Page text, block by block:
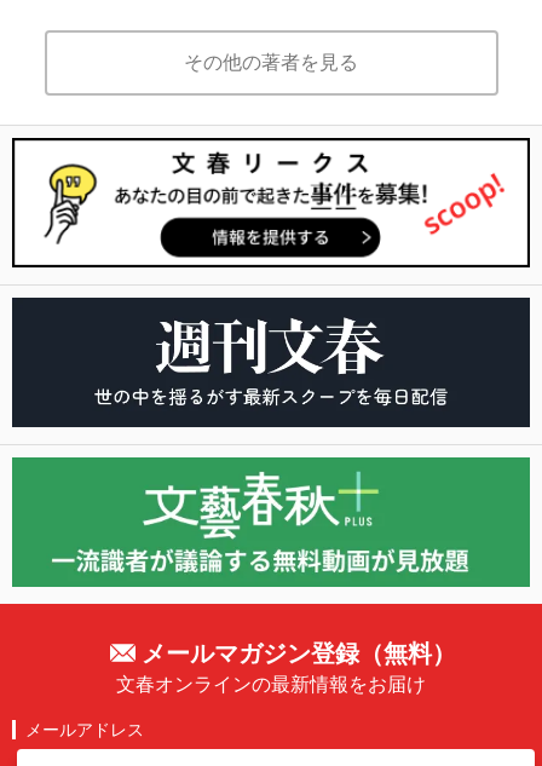
その他の著者を見る
メールマガジン登録（無料）
文春オンラインの最新情報をお届け
メールアドレス